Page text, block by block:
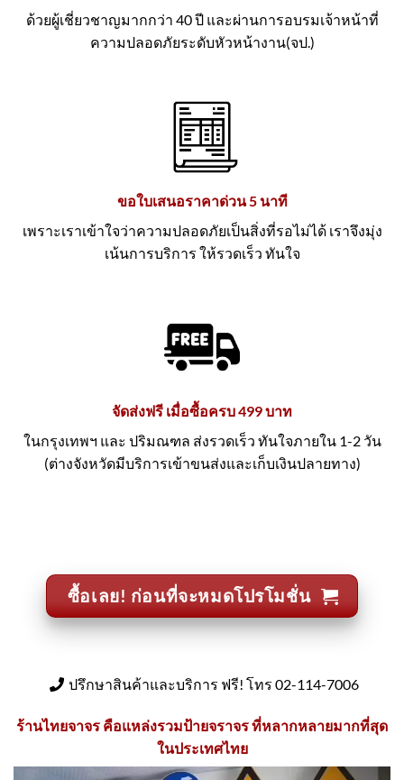
ด้วยผู้เชี่ยวชาญมากกว่า 40 ปี และผ่านการอบรมเจ้าหน้าที่
ความปลอดภัยระดับหัวหน้างาน(จป.)
ขอใบเสนอราคาด่วน 5 นาที
เพราะเราเข้าใจว่าความปลอดภัยเป็นสิ่งที่รอไม่ได้ เราจึงมุ่ง
เน้นการบริการ ให้รวดเร็ว ทันใจ
จัดส่งฟรี เมื่อซื้อครบ 499 บาท
ในกรุงเทพฯ และ ปริมณฑล ส่งรวดเร็ว ทันใจภายใน 1-2 วัน
(ต่างจังหวัดมีบริการเข้าขนส่งและเก็บเงินปลายทาง)
ซื้อเลย! ก่อนที่จะหมดโปรโมชั่น
ปรึกษาสินค้าและบริการ ฟรี! โทร 02-114-7006
ร้านไทยจาจร คือแหล่งรวมป้ายจราจร ที่หลากหลายมากที่สุด
ในประเทศไทย